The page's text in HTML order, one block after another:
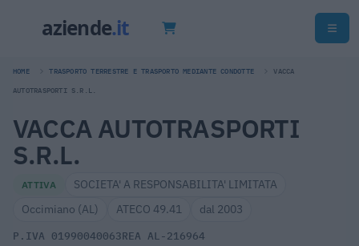
HOME TRASPORTO TERRESTRE E TRASPORTO MEDIANTE CONDOTTE VACCA
AUTOTRASPORTI S.R.L.
VACCA AUTOTRASPORTI
S.R.L.
ATTIVA
SOCIETA' A RESPONSABILITA' LIMITATA
Occimiano (AL)
ATECO 49.41 dal 2003
P.IVA 01990040063REA AL-216964